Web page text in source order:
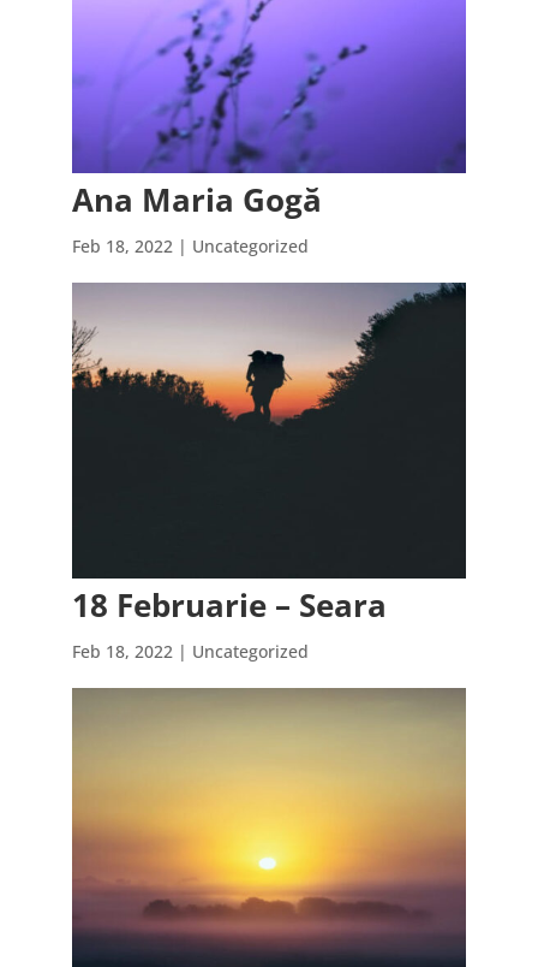
Ana Maria Gogă
Feb 18, 2022| Uncategorized
18 Februarie – Seara
Feb 18, 2022| Uncategorized